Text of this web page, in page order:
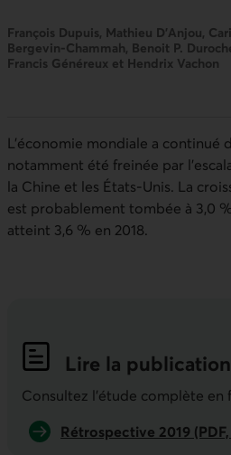
François Dupuis, Mathieu D’Anjou,
Bergevin-Chammah, Benoit P.
Francis Généreux et Hendrix Vachon
L’économie mondiale a continué
notamment été freinée par
la Chine et les États-Unis. La
est probablement tombée à 3,0
atteint 3,6 % en 2018.
Lire la publication
Indicateurs
Consultez l'étude complète en
Rétrospective 2019